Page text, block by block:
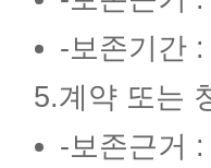
-보존기간
5.계약 또는
-보존근거